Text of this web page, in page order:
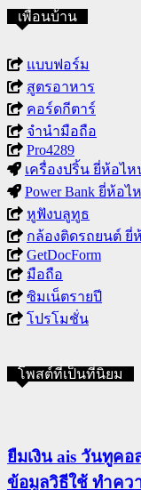
เพื่อนบ้าน
แบบฟอร์ม
สูตรอาหาร
คอร์ดกีตาร์
จำนำมือถือ
Pro4289
เครื่องปริ้น ยี่ห้อไ
Power Bank ยี่ห้อไ
หูฟังบลูทูธ
กล้องติดรถยนต์ ยี่
GetDocForm
มือถือ
ซิมเน็ตรายปี
โปรโมชั่น
โพสต์ที่เป็นที่นิยม
ยืมเงิน ais วันทูค
ข้อมูลวิธีใช้ ทำคว